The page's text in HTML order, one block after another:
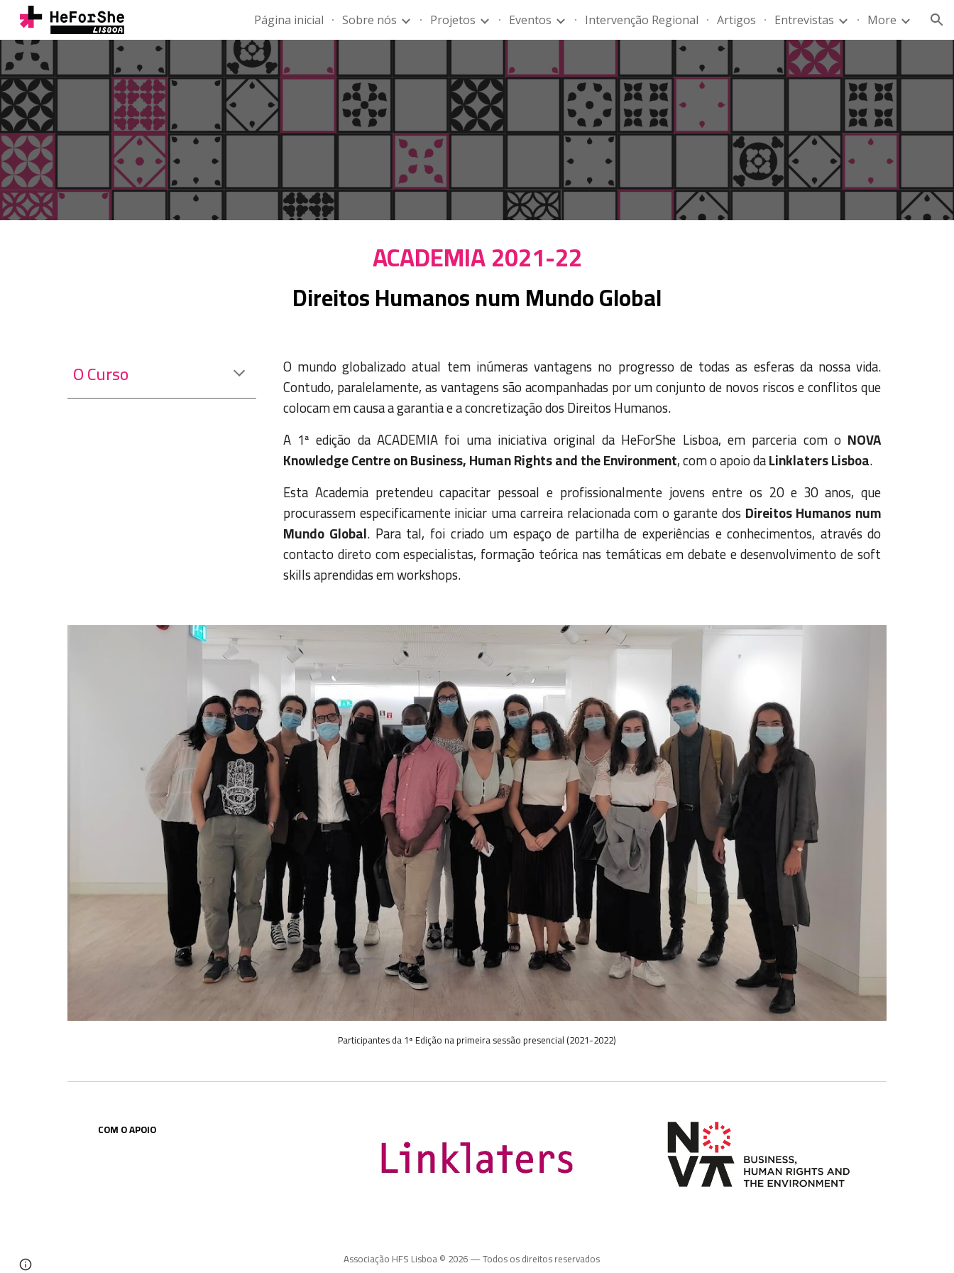
Skip to main content Skip to navigation
Página inicial Sobre nós Projetos Eventos Intervenção Regional Artigos Entrevistas More
ACADEMIA 2021-22
Direitos Humanos num Mundo Global
O Curso
O mundo globalizado atual tem inúmeras vantagens no progresso de todas as esferas da nossa vida.
Contudo, paralelamente, as vantagens são acompanhadas por um conjunto de novos riscos e conflitos que
colocam em causa a garantia e a concretização dos Direitos Humanos.
A 1ª edição da ACADEMIA foi uma iniciativa original da HeForShe Lisboa, em parceria com o NOVA
Knowledge Centre on Business, Human Rights and the Environment, com o apoio daLinklaters Lisboa.
Esta Academia pretendeu capacitar pessoal e profissionalmente jovens entre os 20 e 30 anos, que
procurassem especificamente iniciar uma carreira relacionada com o garante dos Direitos Humanos num
Mundo Global. Para tal, foi criado um espaço de partilha de experiências e conhecimentos, através do
contacto direto com especialistas, formação teórica nas temáticas em debate e desenvolvimento desoft
skills aprendidas em workshops.
Participantes da 1ª Edição na primeira sessão presencial (2021-2022)
COM O APOIO
Associação HFS Lisboa © 2026— Todos os direitos reservados